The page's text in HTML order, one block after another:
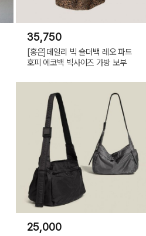
35,750
[홍은]데일리 빅 숄더백 레오 파드
호피 에코백 빅사이즈 가방 보부
25,000